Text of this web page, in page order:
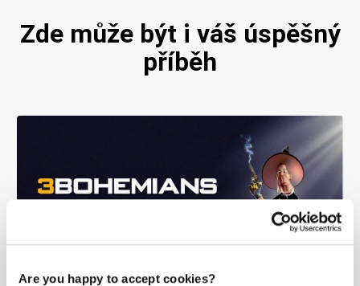
Are you happy to accept cookies?
Zde může být i váš úspěšný
příběh